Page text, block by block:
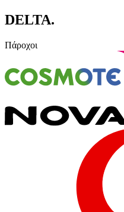
DELTA.
Πάροχοι